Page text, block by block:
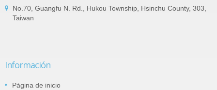
No.70, Guangfu N. Rd., Hukou Township, Hsinchu County, 303,
Taiwan
Información
Página de inicio